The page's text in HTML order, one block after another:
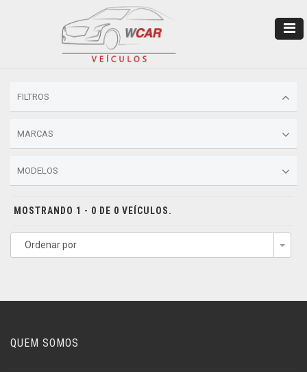
FILTROS
MARCAS
MODELOS
MOSTRANDO 1 - 0 DE 0 VEÍCULOS.
Ordenar por
QUEM SOMOS